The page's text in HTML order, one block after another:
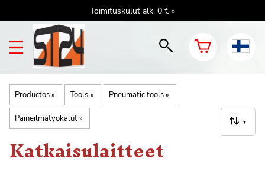
Toimituskulut alk. 0 € »
Productos‪» Tools ‪» Pneumatic tools‪»
Paineilmatyökalut‪» ▼
Katkaisulaitteet